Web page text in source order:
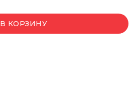
В КОРЗИНУ